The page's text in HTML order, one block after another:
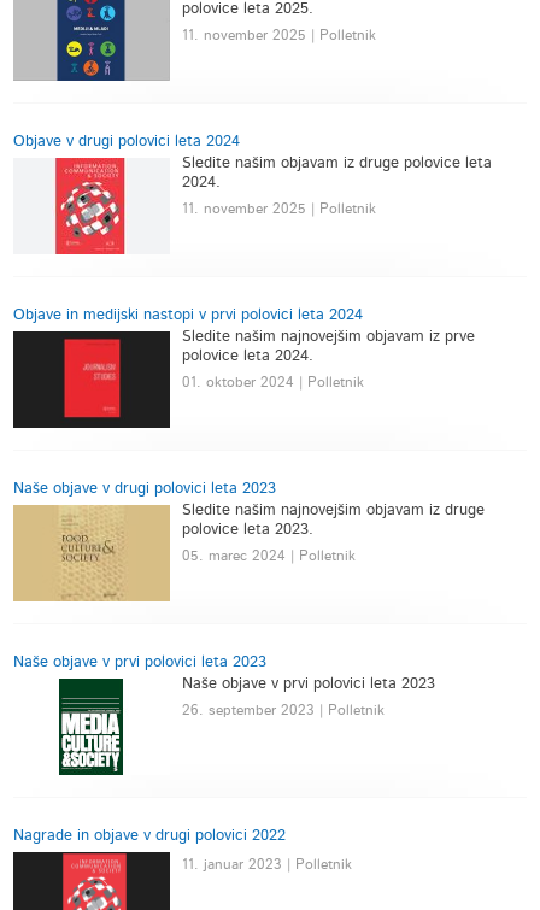
polovice leta 2025.
11. november 2025 | Polletnik
Objave v drugi polovici leta 2024
Sledite našim objavam iz druge polovice leta
2024.
11. november 2025 | Polletnik
Objave in medijski nastopi v prvi polovici leta 2024
Sledite našim najnovejšim objavam iz prve
polovice leta 2024.
01. oktober 2024 | Polletnik
Naše objave v drugi polovici leta 2023
Sledite našim najnovejšim objavam iz druge
polovice leta 2023.
05. marec 2024 | Polletnik
Naše objave v prvi polovici leta 2023
Naše objave v prvi polovici leta 2023
26. september 2023 | Polletnik
Nagrade in objave v drugi polovici 2022
11. januar 2023 | Polletnik